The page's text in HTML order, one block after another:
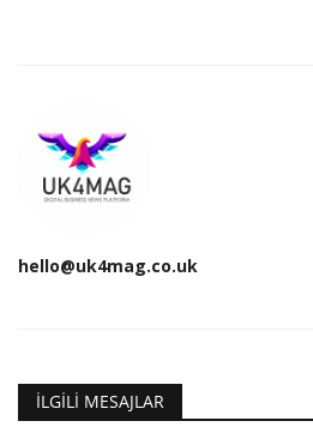
hello@uk4mag.co.uk
İLGILI MESAJLAR